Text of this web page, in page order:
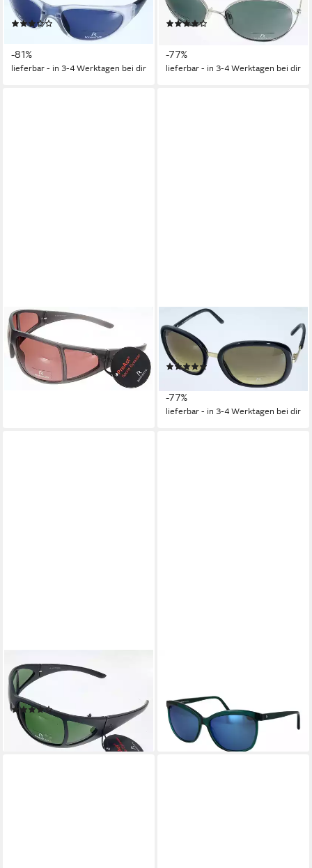
Sonnenbrille R3146D
(2)
UVP149,00 €
-81%
lieferbar - in 3-4 Werktagen bei dir
Sonnenbrille R1390C
109,00 €
-77%
lieferbar - in 3-4 Werktagen bei dir
RODENSTOCK
Sonnenbrille Rodenstock
Sonnenbrille R3191C
24,95 €
lieferbar - in 3-4 Werktagen bei dir
RODENSTOCK
Sonnenbrille Rodenstock
Sonnenbrille R3222A
(2)
24,95 € 109,95 €
-77%
lieferbar - in 3-4 Werktagen bei dir
RODENSTOCK
Sonnenbrille Rodenstock
Sonnenbrille R3190A
(1)
24,95 €
lieferbar - in 3-4 Werktagen bei dir
48,25 € UVP
-56%
lieferbar - in 2-3 Werktagen bei dir